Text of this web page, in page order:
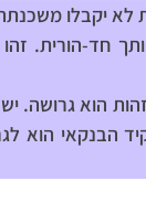
לא יקבלו
חד-הורית.
הוא גרושה. יש
הבנקאי הוא